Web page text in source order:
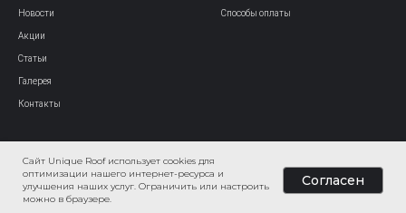
Новости
Акции
Статьи
Галерея
Контакты
Способы оплаты
Сайт Unique Roof использует cookies для
оптимизации нашего интернет-ресурса и
улучшения наших услуг. Ограничить или настроить
можно в браузере.
Согласен
Главная Каталог